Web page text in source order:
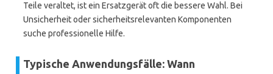
Teile veraltet, ist ein Ersatzgerät oft die bessere Wahl. Bei
Unsicherheit oder sicherheitsrelevanten Komponenten
suche professionelle Hilfe.
Typische Anwendungsfälle: Wann